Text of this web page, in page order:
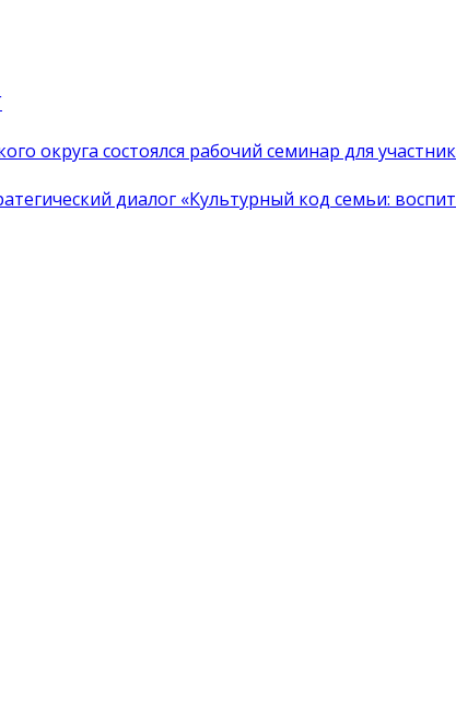
округа состоялся рабочий семинар для
диалог «Культурный код семьи: